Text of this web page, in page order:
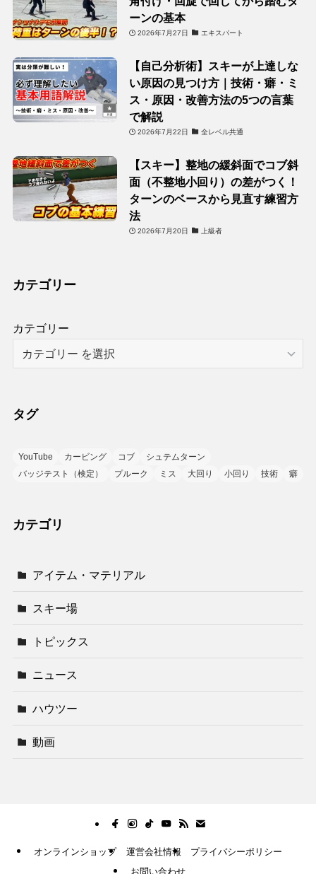
ーンの基本
2026年7月27日 エキスパート
【自己分析術】スキーが上達しな
い原因の見つけ方｜技術・癖・ミ
ス・原因・改善方法の5つの言葉
で解説
2026年7月22日 全レベル共通
【スキー】整地の緩斜面でコブ斜
面（不整地小回り）の差がつく！
ターンのベースから見直す練習方
法
2026年7月20日 上級者
カテゴリー
カテゴリー
タグ
YouTube カービング コブ
シュテムターン
バッジテスト（検定）
プルーク ミス 大回り 小回り 技術 癖
カテゴリ
アイテム・マテリアル
スキー場
トピックス
ニュース
ハウツー
動画
オンラインショップ 運営会社情報
プライバシーポリシー
お問い合わせ